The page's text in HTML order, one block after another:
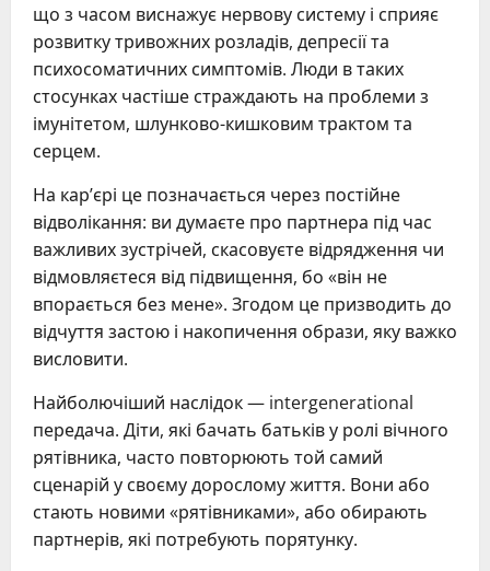
що з часом виснажує нервову систему і сприяє
розвитку тривожних розладів, депресії та
психосоматичних симптомів. Люди в таких
стосунках частіше страждають на проблеми з
імунітетом, шлунково-кишковим трактом та
серцем.
На кар’єрі це позначається через постійне
відволікання: ви думаєте про партнера під час
важливих зустрічей, скасовуєте відрядження чи
відмовляєтеся від підвищення, бо «він не
впорається без мене». Згодом це призводить до
відчуття застою і накопичення образи, яку важко
висловити.
Найболючіший наслідок — intergenerational
передача. Діти, які бачать батьків у ролі вічного
рятівника, часто повторюють той самий
сценарій у своєму дорослому життя. Вони або
стають новими «рятівниками», або обирають
партнерів, які потребують порятунку.